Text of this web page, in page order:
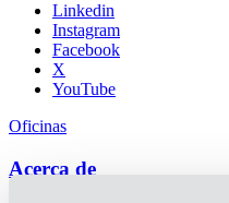
Linkedin
Instagram
Facebook
X
YouTube
Oficinas
Acerca de